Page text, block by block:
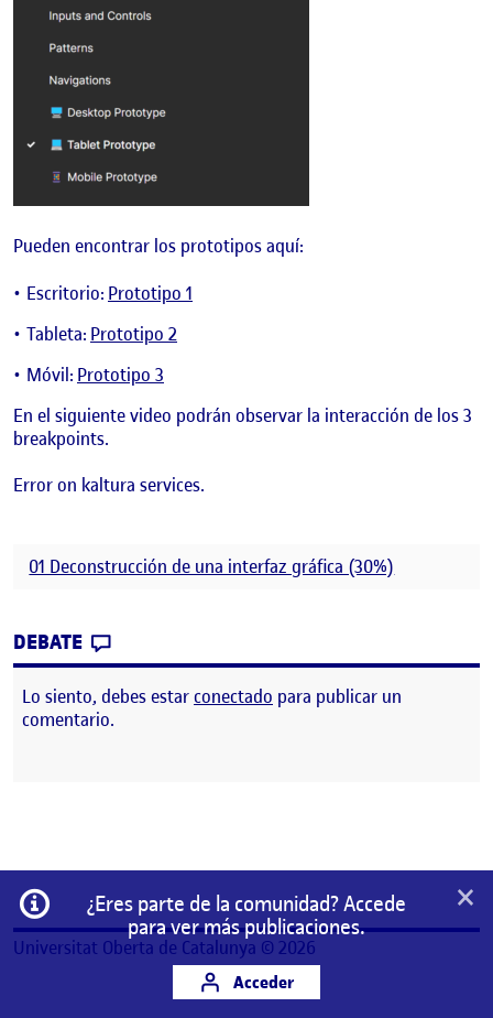
Pueden encontrar los prototipos aquí:
Escritorio: Prototipo 1
Tableta: Prototipo 2
Móvil: Prototipo 3
En el siguiente video podrán observar la interacción de los 3
breakpoints.
Error on kaltura services.
01 Deconstrucción de una interfaz gráfica (30%)
DEBATE
Lo siento, debes estarconectado para publicar un
comentario.
Información
¿Eres parte de la comunidad? Accede
para ver más publicaciones.
Acceder
×
Universitat Oberta de Catalunya © 2026